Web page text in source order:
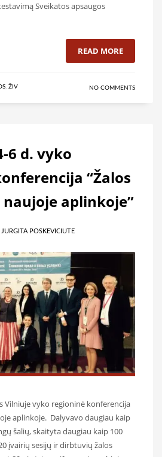
Sveikatos apsaugos
READ MORE
, ŽIV NO COMMENTS
6 d. vyko
“Žalos
aplinkoje”
JURGITA POSKEVICIUTE
Vilniuje vyko regioninė konferencija
aplinkoje. Dalyvavo daugiau kaip
šalių, skaityta daugiau kaip 100
įvairių sesijų ir dirbtuvių žalos